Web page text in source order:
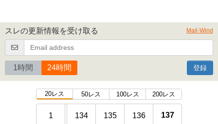
スレの更新情報を受け取る Mail-Wind
1時間 24時間 登録
20レス 50レス 100レス 200レス
1 134 135 136 137